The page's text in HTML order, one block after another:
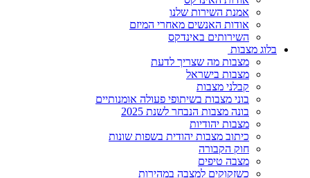
אמנת השירות שלנו
אודות האנשים מאחרי המיזם
השירותים באינדקס
בלוג מצבות
מצבות מה שצריך לדעת
מצבות בישראל
קבלני מצבות
בוני מצבות בשיתופי פעולה אומנותיים
בונה מצבות הנבחר לשנת 2025
מצבות יהודיות
כיתוב מצבות יהודית בשפות שונות
חוק הקבורה
מצבה טיפים
כשזקוקים למצבה במהירות